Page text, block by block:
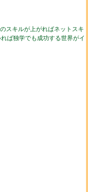
スキルが上がればネットスキ
ば独学でも成功する世界がイ